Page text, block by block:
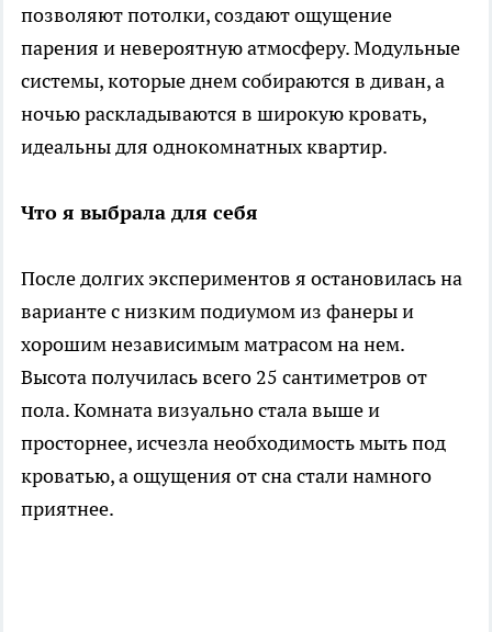
позволяют потолки, создают ощущение
парения и невероятную атмосферу. Модульные
системы, которые днем собираются в диван, а
ночью раскладываются в широкую кровать,
идеальны для однокомнатных квартир.
Что я выбрала для себя
После долгих экспериментов я остановилась на
варианте с низким подиумом из фанеры и
хорошим независимым матрасом на нем.
Высота получилась всего 25 сантиметров от
пола. Комната визуально стала выше и
просторнее, исчезла необходимость мыть под
кроватью, а ощущения от сна стали намного
приятнее.